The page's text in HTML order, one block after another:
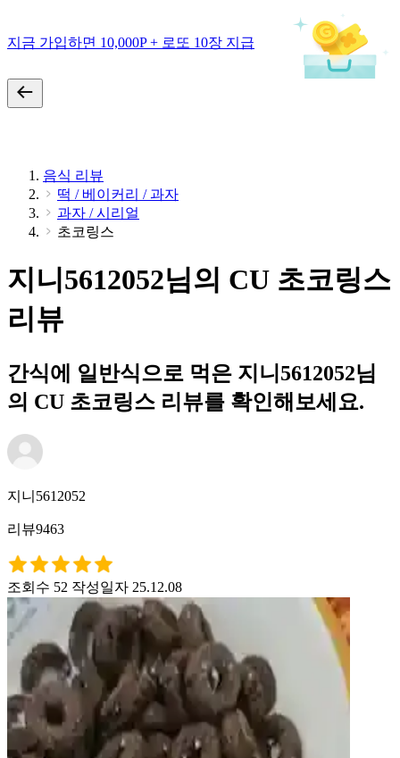
지금 가입하면 10,000P + 로또 10장 지급
음식 리뷰
떡 / 베이커리 / 과자
과자 / 시리얼
초코링스
지니5612052님의 CU 초코링스
리뷰
간식에 일반식으로 먹은 지니5612052님
의 CU 초코링스 리뷰를 확인해보세요.
지니5612052
리뷰9463
조회수 52 작성일자 25.12.08